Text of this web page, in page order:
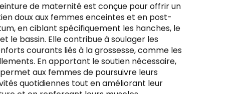
de maternité est conçue pour offrir un
doux aux femmes enceintes et en post-
en ciblant spécifiquement les hanches, le
le bassin. Elle contribue à soulager les
courants liés à la grossesse, comme les
En apportant le soutien nécessaire,
aux femmes de poursuivre leurs
quotidiennes tout en améliorant leur